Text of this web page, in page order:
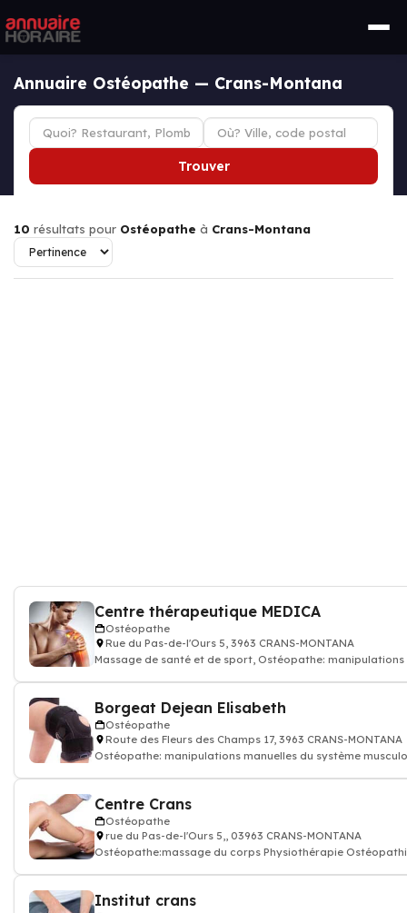
Annuaire Ostéopathe — Crans-Montana
Trouver
10 résultats pour Ostéopathe à Crans-Montana
Centre thérapeutique MEDICA
Ostéopathe
Rue du Pas-de-l'Ours 5, 3963 CRANS-MONTANA
Massage de santé et de sport, Ostéopathe: manipulations
Borgeat Dejean Elisabeth
Ostéopathe
Route des Fleurs des Champs 17, 3963 CRANS-MONTANA
Ostéopathe: manipulations manuelles du système
Centre Crans
Ostéopathe
rue du Pas-de-l'Ours 5,, 03963 CRANS-MONTANA
Ostéopathe:massage du corps Physiothérapie
Institut crans